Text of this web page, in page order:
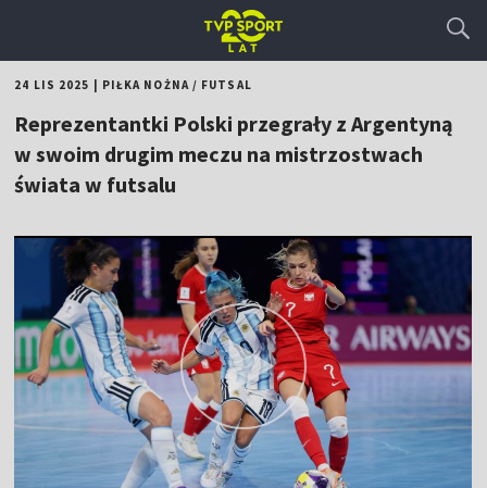
24 LIS 2025 PIŁKA NOŻNA/ FUTSAL
Reprezentantki Polski przegrały z Argentyną
w swoim drugim meczu na mistrzostwach
świata w futsalu